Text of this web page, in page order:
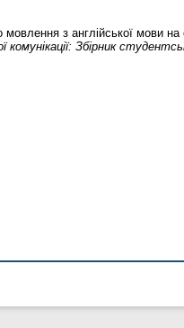
мовлення з англійської мови
Збірник